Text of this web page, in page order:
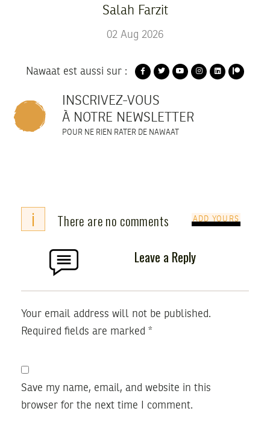
Salah Farzit
02 Aug 2026
Nawaat est aussi sur :
INSCRIVEZ-VOUS
À NOTRE NEWSLETTER
POUR NE RIEN RATER DE NAWAAT
i There are no comments ADD YOURS
Leave a Reply
Your email address will not be published.
Required fields are marked *
Save my name, email, and website in this
browser for the next time I comment.